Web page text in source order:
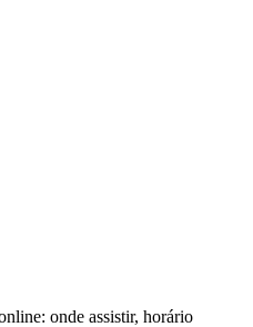
onde assistir, horário